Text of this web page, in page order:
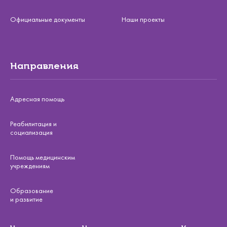
Официальные документы Наши проекты
Направления
Адресная помощь
Реабилитация и
социализация
Помощь медицинским
учреждениям
Образование
и развитие